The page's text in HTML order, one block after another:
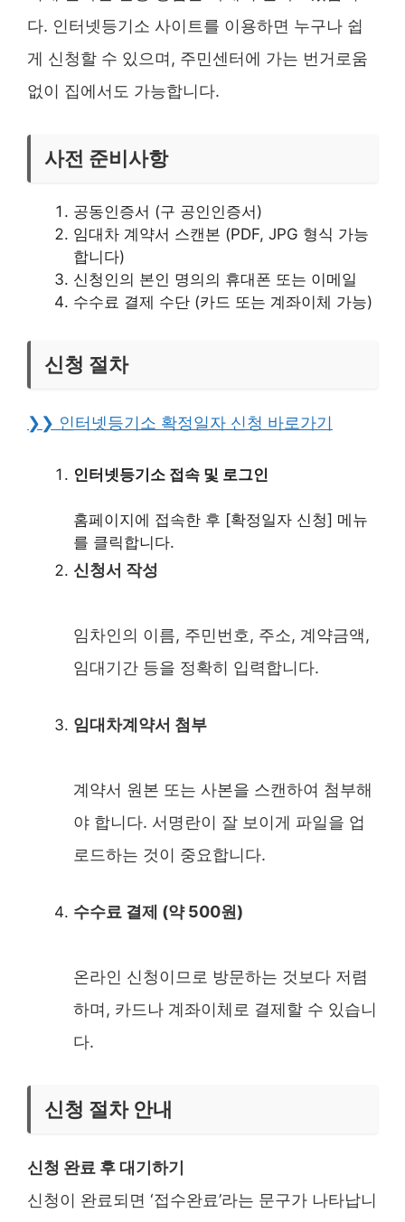
다. 인터넷등기소 사이트를 이용하면 누구나 쉽
게 신청할 수 있으며, 주민센터에 가는 번거로움
없이 집에서도 가능합니다.
사전 준비사항
공동인증서 (구 공인인증서)
임대차 계약서 스캔본 (PDF, JPG 형식 가능
합니다)
신청인의 본인 명의의 휴대폰 또는 이메일
수수료 결제 수단 (카드 또는 계좌이체 가능)
신청 절차
❯❯ 인터넷등기소 확정일자 신청 바로가기
인터넷등기소 접속 및 로그인
홈페이지에 접속한 후 [확정일자 신청] 메뉴
를 클릭합니다.
신청서 작성
임차인의 이름, 주민번호, 주소, 계약금액,
임대기간 등을 정확히 입력합니다.
임대차계약서 첨부
계약서 원본 또는 사본을 스캔하여 첨부해
야 합니다. 서명란이 잘 보이게 파일을 업
로드하는 것이 중요합니다.
수수료 결제 (약 500원)
온라인 신청이므로 방문하는 것보다 저렴
하며, 카드나 계좌이체로 결제할 수 있습니
다.
신청 절차 안내
신청 완료 후 대기하기
신청이 완료되면 ‘접수완료’라는 문구가 나타납니